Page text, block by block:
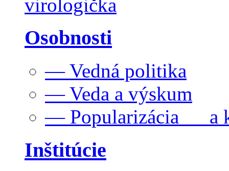
virologička
Osobnosti
— Vedná politika
— Veda a výskum
— Popularizácia a
Inštitúcie